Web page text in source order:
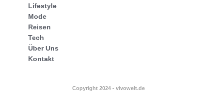
Lifestyle
Mode
Reisen
Tech
Über Uns
Kontakt
Copyright 2024 - vivowelt.de